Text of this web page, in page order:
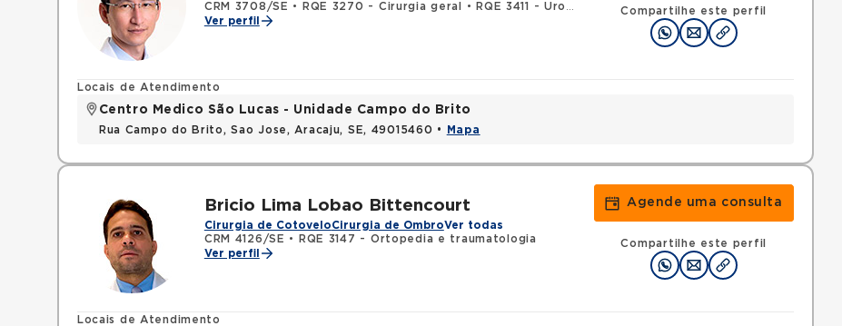
CRM 3708/SE • RQE 3270 - Cirurgia geral •
RQE 3411 - Urologia
Ver perfil
Compartilhe este perfil
Locais de Atendimento
Centro Medico São Lucas - Unidade Campo do Brito
Rua Campo do Brito, Sao Jose, Aracaju, SE, 49015460 • Mapa
Bricio Lima Lobao Bittencourt
Cirurgia de CotoveloCirurgia de OmbroVer todas
CRM 4126/SE •
RQE 3147 - Ortopedia e traumatologia
Ver perfil
Agende uma consulta
Compartilhe este perfil
Locais de Atendimento